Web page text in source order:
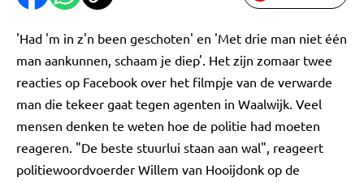
'Had 'm in z'n been geschoten' en 'Met drie man niet één
man aankunnen, schaam je diep'. Het zijn zomaar twee
reacties op Facebook over het filmpje van de verwarde
man die tekeer gaat tegen agenten in Waalwijk. Veel
mensen denken te weten hoe de politie had moeten
reageren. "De beste stuurlui staan aan wal", reageert
politiewoordvoerder Willem van Hooijdonk op de